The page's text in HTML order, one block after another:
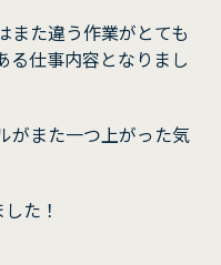
また違う作業がとても
る仕事内容となりまし
がまた一つ上がった気
た！